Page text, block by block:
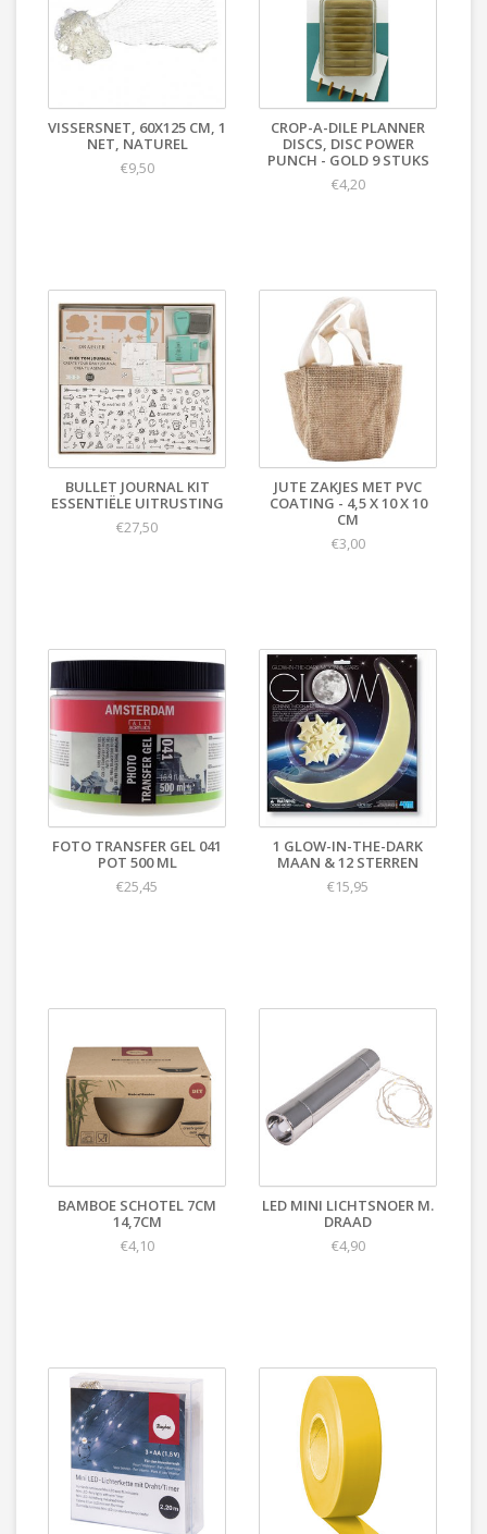
VISSERSNET, 60X125 CM, 1
NET, NATUREL
€9,50
CROP-A-DILE PLANNER
DISCS, DISC POWER
PUNCH - GOLD 9 STUKS
€4,20
BULLET JOURNAL KIT
ESSENTIËLE UITRUSTING
€27,50
JUTE ZAKJES MET PVC
COATING - 4,5 X 10 X 10
CM
€3,00
FOTO TRANSFER GEL 041
POT 500 ML
€25,45
1 GLOW-IN-THE-DARK
MAAN & 12 STERREN
€15,95
BAMBOE SCHOTEL 7CM
14,7CM
€4,10
LED MINI LICHTSNOER M.
DRAAD
€4,90